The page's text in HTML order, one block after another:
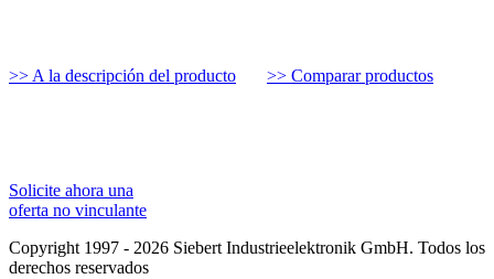
>> A la descripción del producto >> Comparar productos
Solicite ahora una
oferta no vinculante
Copyright 1997 - 2026 Siebert Industrieelektronik GmbH. Todos los
derechos reservados